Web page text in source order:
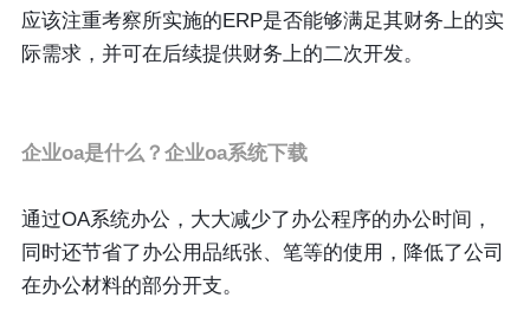
应该注重考察所实施的ERP是否能够满足其财务上的实
际需求，并可在后续提供财务上的二次开发。
企业oa是什么？企业oa系统下载
通过OA系统办公，大大减少了办公程序的办公时间，
同时还节省了办公用品纸张、笔等的使用，降低了公司
在办公材料的部分开支。